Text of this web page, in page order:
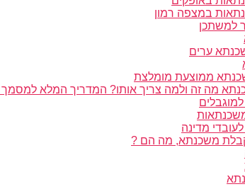
במצפה רמון
למשתכן
ערים
ממוצעת מומלצת
מה זה ולמה צריך אותו? המדריך המלא למסמך
מדינה
משכנתא, מה הם ?